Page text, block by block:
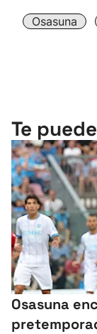
Osasuna
Te
Osasuna